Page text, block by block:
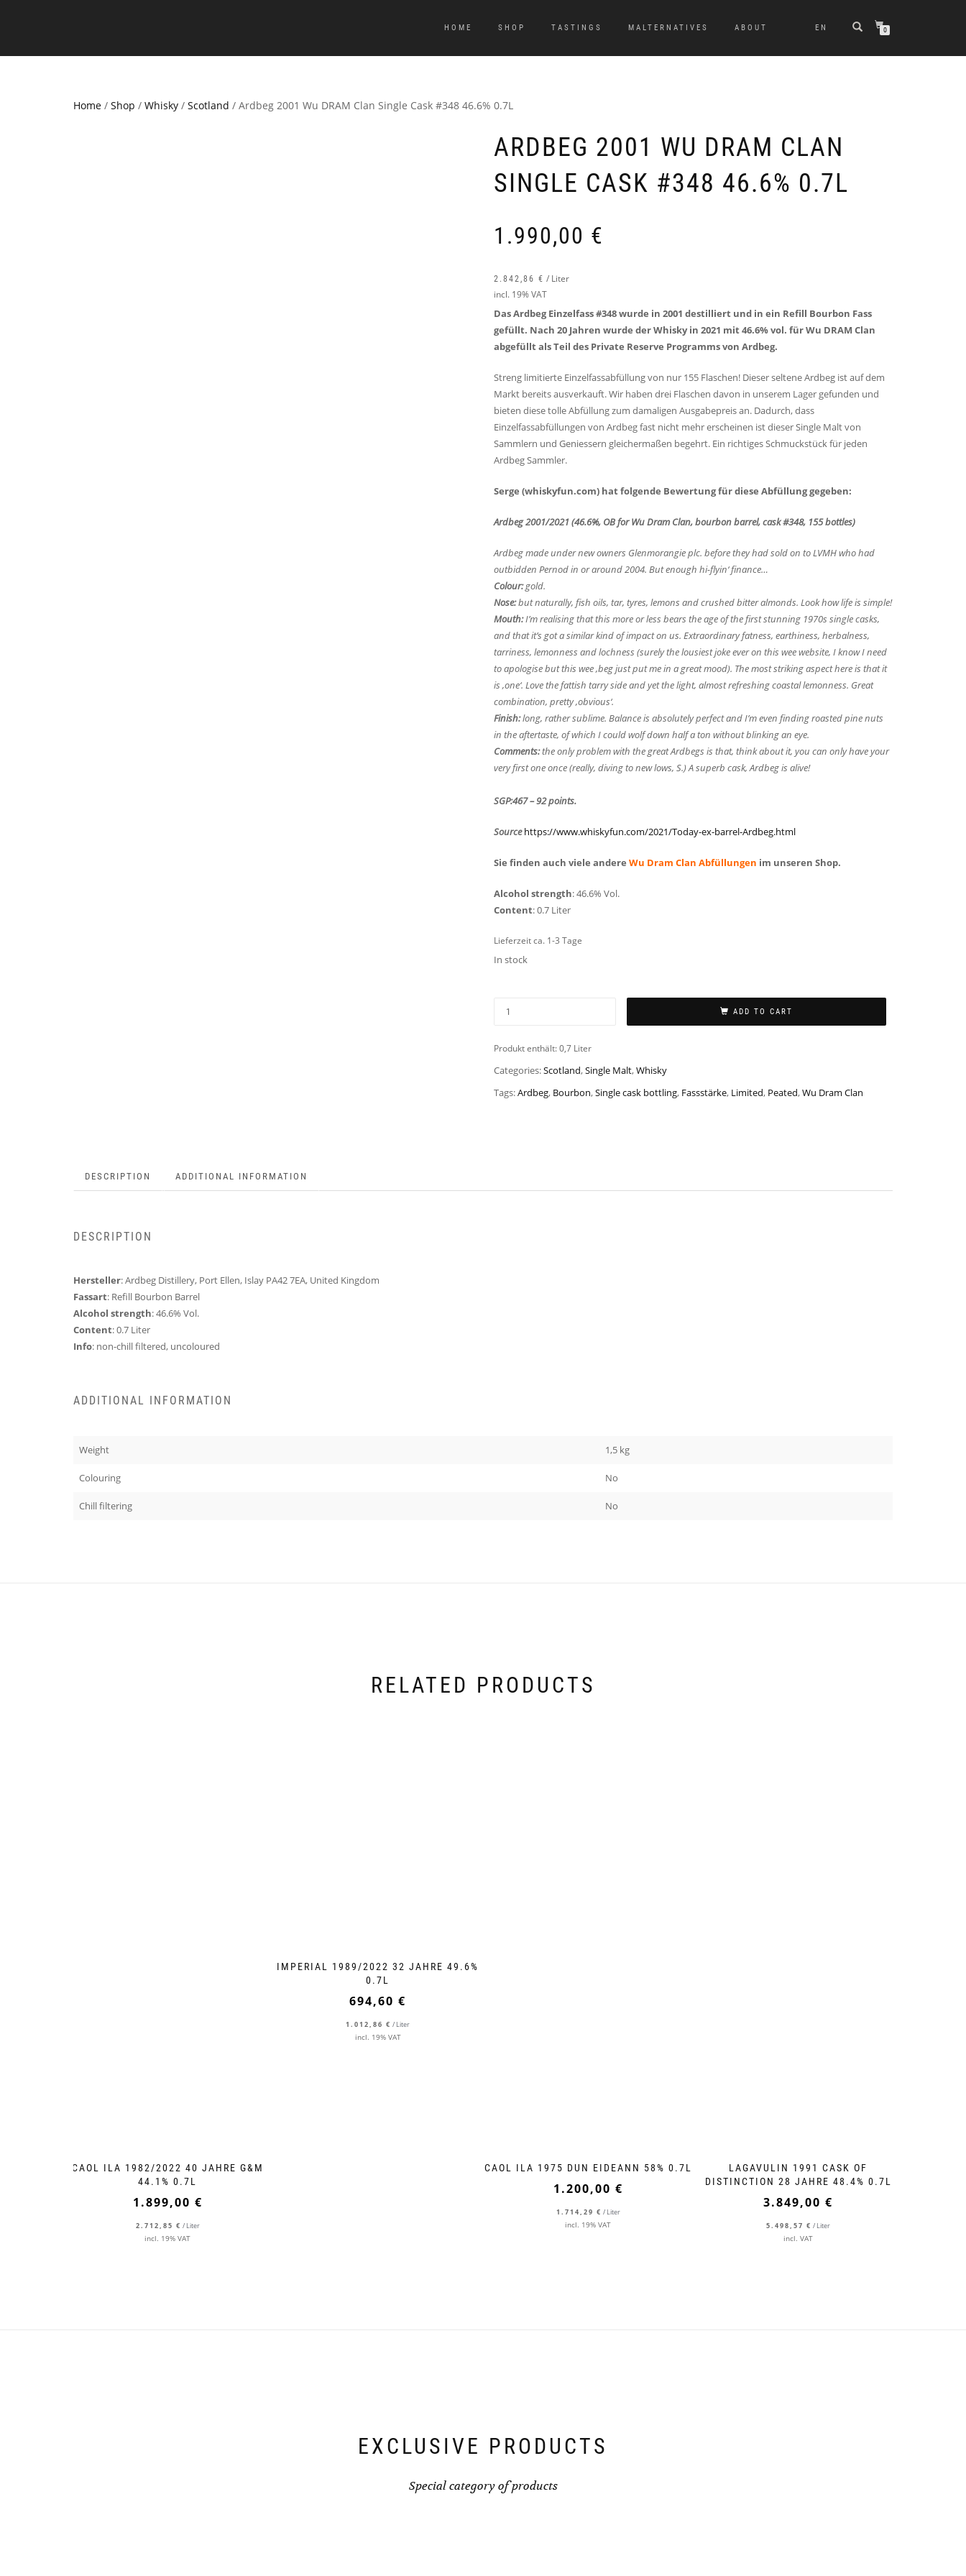
HOME SHOP TASTINGS MALTERNATIVES ABOUT EN 0
Home / Shop / Whisky / Scotland / Ardbeg 2001 Wu DRAM Clan Single Cask #348 46.6% 0.7L
ARDBEG 2001 WU DRAM CLAN
SINGLE CASK #348 46.6% 0.7L
1.990,00 €
2.842,86 € / Liter
incl. 19% VAT
Das Ardbeg Einzelfass #348 wurde in 2001 destilliert und in ein Refill Bourbon Fass
gefüllt. Nach 20 Jahren wurde der Whisky in 2021 mit 46.6% vol. für Wu DRAM Clan
abgefüllt als Teil des Private Reserve Programms von Ardbeg.
Streng limitierte Einzelfassabfüllung von nur 155 Flaschen! Dieser seltene Ardbeg ist auf dem
Markt bereits ausverkauft. Wir haben drei Flaschen davon in unserem Lager gefunden und
bieten diese tolle Abfüllung zum damaligen Ausgabepreis an. Dadurch, dass
Einzelfassabfüllungen von Ardbeg fast nicht mehr erscheinen ist dieser Single Malt von
Sammlern und Geniessern gleichermaßen begehrt. Ein richtiges Schmuckstück für jeden
Ardbeg Sammler.
Serge (whiskyfun.com) hat folgende Bewertung für diese Abfüllung gegeben:
Ardbeg 2001/2021 (46.6%, OB for Wu Dram Clan, bourbon barrel, cask #348, 155 bottles)
Ardbeg made under new owners Glenmorangie plc. before they had sold on to LVMH who had
outbidden Pernod in or around 2004. But enough hi-flyin‘ finance…
Colour:gold.
Nose:but naturally, fish oils, tar, tyres, lemons and crushed bitter almonds. Look how life is simple!
Mouth:I’m realising that this more or less bears the age of the first stunning 1970s single casks,
and that it’s got a similar kind of impact on us. Extraordinary fatness, earthiness, herbalness,
tarriness, lemonness and lochness (surely the lousiest joke ever on this wee website, I know I need
to apologise but this wee ‚beg just put me in a great mood). The most striking aspect here is that it
is ‚one‘. Love the fattish tarry side and yet the light, almost refreshing coastal lemonness. Great
combination, pretty ‚obvious‘.
Finish:long, rather sublime. Balance is absolutely perfect and I’m even finding roasted pine nuts
in the aftertaste, of which I could wolf down half a ton without blinking an eye.
Comments:the only problem with the great Ardbegs is that, think about it, you can only have your
very first one once (really, diving to new lows, S.) A superb cask, Ardbeg is alive!
SGP:467 – 92 points.
Source https://www.whiskyfun.com/2021/Today-ex-barrel-Ardbeg.html
Sie finden auch viele andere Wu Dram Clan Abfüllungen im unseren Shop.
Alcohol strength: 46.6% Vol.
Content: 0.7 Liter
Lieferzeit ca. 1-3 Tage
In stock
ADD TO CART
Produkt enthält: 0,7 Liter
Categories:Scotland,Single Malt,Whisky
Tags:Ardbeg, Bourbon,Single cask bottling, Fassstärke, Limited, Peated,Wu Dram Clan
DESCRIPTION ADDITIONAL INFORMATION
DESCRIPTION
Hersteller: Ardbeg Distillery, Port Ellen, Islay PA42 7EA, United Kingdom
Fassart: Refill Bourbon Barrel
Alcohol strength: 46.6% Vol.
Content: 0.7 Liter
Info: non-chill filtered, uncoloured
ADDITIONAL INFORMATION
Weight 1,5 kg
Colouring No
Chill filtering No
RELATED PRODUCTS
CAOL ILA 1982/2022 40 JAHRE G&M
44.1% 0.7L
1.899,00 €
2.712,85 € / Liter
incl. 19% VAT
IMPERIAL 1989/2022 32 JAHRE 49.6%
0.7L
694,60€
1.012,86€ / Liter
incl. 19% VAT
CAOL ILA 1975 DUN EIDEANN 58% 0.7L
1.200,00 €
1.714,29 € / Liter
incl. 19% VAT
LAGAVULIN 1991 CASK OF
DISTINCTION 28 JAHRE 48.4% 0.7L
3.849,00€
5.498,57€ / Liter
incl. VAT
EXCLUSIVE PRODUCTS
Special category of products